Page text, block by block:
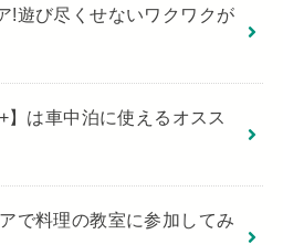
!遊び尽くせないワクワクが
は車中泊に使えるオスス
で料理の教室に参加してみ